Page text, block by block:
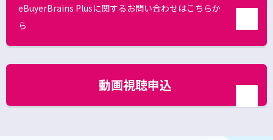
で
開
eBuyerBrains Plusに関するお問い合わせはこちらか
ら
ウ
で
動画視聴申込
ウ